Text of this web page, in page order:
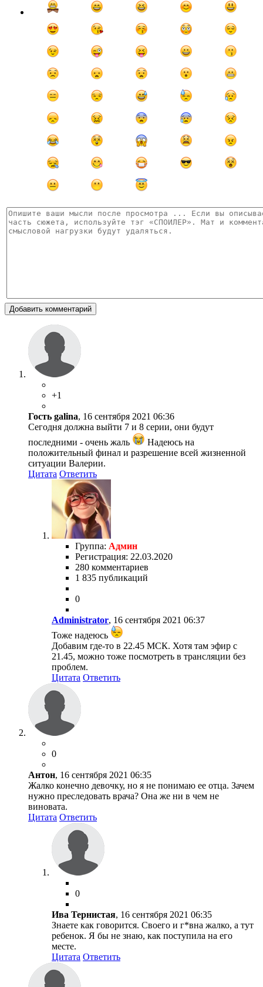
Добавить комментарий
+1
Гость galina, 16 сентября 2021 06:36
Сегодня должна выйти 7 и 8 серии, они будут
последними - очень жаль
Надеюсь на
положительный финал и разрешение всей жизненной
ситуации Валерии.
Цитата Ответить
Группа: Админ
Регистрация: 22.03.2020
280 комментариев
1 835 публикаций
0
Administrator, 16 сентября 2021 06:37
Тоже надеюсь
Добавим где-то в 22.45 МСК. Хотя там эфир с
21.45, можно тоже посмотреть в трансляции без
проблем.
Цитата Ответить
0
Антон, 16 сентября 2021 06:35
Жалко конечно девочку, но я не понимаю ее отца. Зачем
нужно преследовать врача? Она же ни в чем не
виновата.
Цитата Ответить
0
Ива Тернистая, 16 сентября 2021 06:35
Знаете как говорится. Своего и г*вна жалко, а тут
ребенок. Я бы не знаю, как поступила на его
месте.
Цитата Ответить